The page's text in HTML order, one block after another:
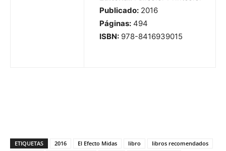
Publicado: 2016
Páginas: 494
ISBN: 978-8416939015
ETIQUETAS 2016 El Efecto Midas libro
libros recomendados